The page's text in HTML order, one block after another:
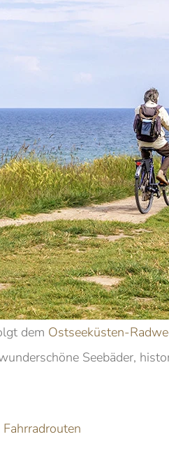
dem Ostseeküsten-
Seebäder,